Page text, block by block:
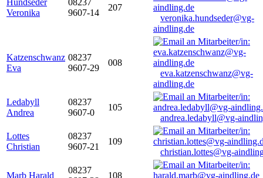
Hundseder
Veronika
08237
9607-14
207
veronika.hundseder@vg-
aindling.de
Katzenschwanz
Eva
08237
9607-29
008
eva.katzenschwanz@vg-
aindling.de
Ledabyll
Andrea
08237
9607-0
105
andrea.ledabyll@vg-
Lottes
Christian
08237
9607-21
109
christian.lottes@vg-
Marb Harald
08237
108